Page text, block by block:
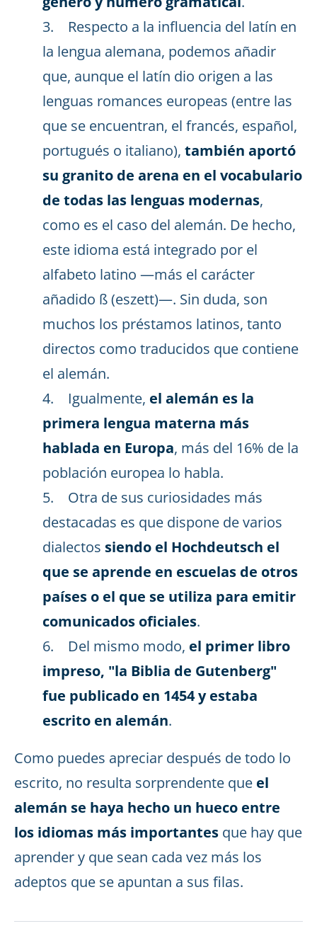
3. Respecto a la influencia del latín en
la lengua alemana, podemos añadir
que, aunque el latín dio origen a las
lenguas romances europeas (entre las
que se encuentran, el francés, español,
portugués o italiano), también aportó
su granito de arena en el vocabulario
de todas las lenguas modernas,
como es el caso del alemán. De hecho,
este idioma está integrado por el
alfabeto latino —más el carácter
añadido ß (eszett)—. Sin duda, son
muchos los préstamos latinos, tanto
directos como traducidos que contiene
el alemán.
4. Igualmente, el alemán es la
primera lengua materna más
hablada en Europa, más del 16% de la
población europea lo habla.
5. Otra de sus curiosidades más
destacadas es que dispone de varios
dialectos siendo el Hochdeutsch el
que se aprende en escuelas de otros
países o el que se utiliza para emitir
comunicados oficiales.
6. Del mismo modo, el primer libro
impreso, "la Biblia de Gutenberg"
fue publicado en 1454 y estaba
escrito en alemán.
Como puedes apreciar después de todo lo
escrito, no resulta sorprendente que el
alemán se haya hecho un hueco entre
los idiomas más importantes que hay que
aprender y que sean cada vez más los
adeptos que se apuntan a sus filas.